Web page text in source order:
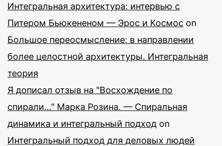
Интегральная архитектура: интервью с
Питером Бьюкененом — Эрос и Космос on
Большое переосмысление: в направлении
более целостной архитектуры. Интегральная
теория
Я дописал отзыв на "Восхождение по
спирали…" Марка Розина. — Спиральная
динамика и интегральный подход on
Интегральный подход для деловых людей